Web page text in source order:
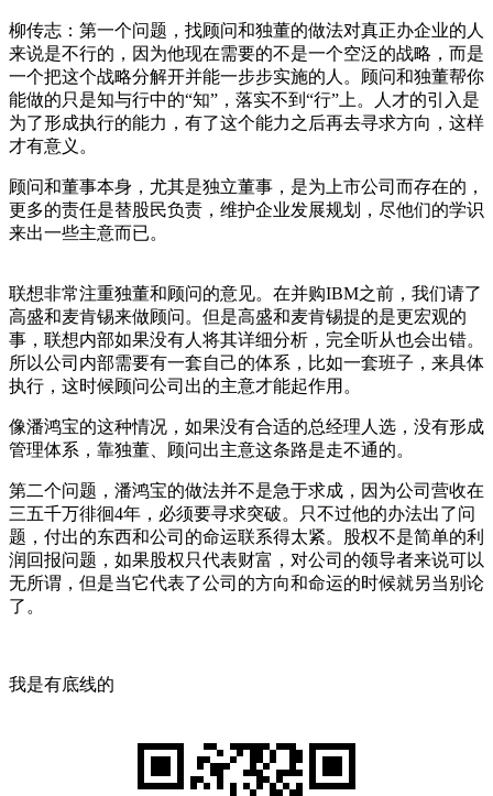
柳传志：第一个问题，找顾问和独董的做法对真正办企业的人
来说是不行的，因为他现在需要的不是一个空泛的战略，而是
一个把这个战略分解开并能一步步实施的人。顾问和独董帮你
能做的只是知与行中的“知”，落实不到“行”上。人才的引入是
为了形成执行的能力，有了这个能力之后再去寻求方向，这样
才有意义。
顾问和董事本身，尤其是独立董事，是为上市公司而存在的，
更多的责任是替股民负责，维护企业发展规划，尽他们的学识
来出一些主意而已。
联想非常注重独董和顾问的意见。在并购IBM之前，我们请了
高盛和麦肯锡来做顾问。但是高盛和麦肯锡提的是更宏观的
事，联想内部如果没有人将其详细分析，完全听从也会出错。
所以公司内部需要有一套自己的体系，比如一套班子，来具体
执行，这时候顾问公司出的主意才能起作用。
像潘鸿宝的这种情况，如果没有合适的总经理人选，没有形成
管理体系，靠独董、顾问出主意这条路是走不通的。
第二个问题，潘鸿宝的做法并不是急于求成，因为公司营收在
三五千万徘徊4年，必须要寻求突破。只不过他的办法出了问
题，付出的东西和公司的命运联系得太紧。股权不是简单的利
润回报问题，如果股权只代表财富，对公司的领导者来说可以
无所谓，但是当它代表了公司的方向和命运的时候就另当别论
了。
我是有底线的